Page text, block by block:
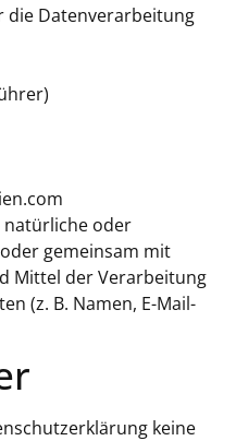
die Datenverarbeitung
natürliche oder
gemeinsam mit
Mittel der Verarbeitung
(z. B. Namen, E-Mail-
keine